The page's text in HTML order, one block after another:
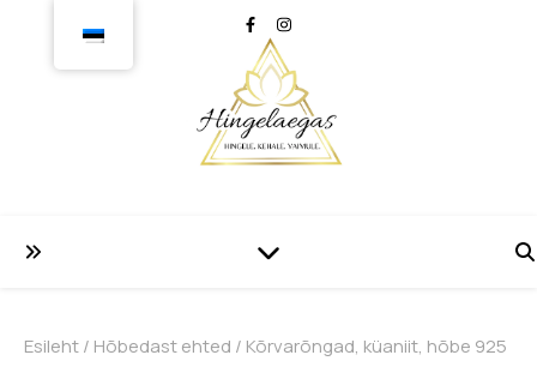
Esileht/ Hõbedast ehted / Kõrvarõngad, küaniit, hõbe 925